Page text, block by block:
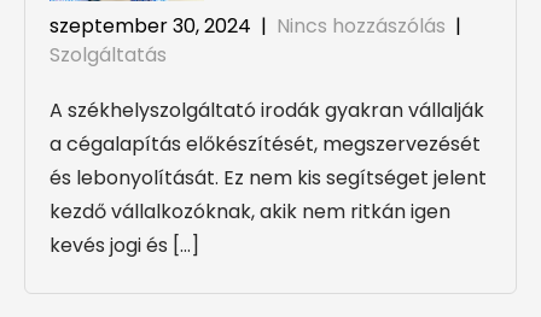
szeptember 30, 2024 | Nincs hozzászólás |
Szolgáltatás
A székhelyszolgáltató irodák gyakran vállalják
a cégalapítás előkészítését, megszervezését
és lebonyolítását. Ez nem kis segítséget jelent
kezdő vállalkozóknak, akik nem ritkán igen
kevés jogi és […]